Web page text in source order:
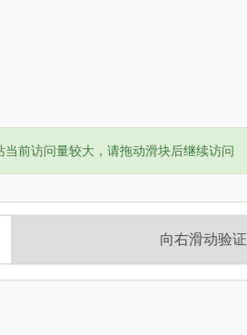
当前访问量较大，请拖动滑块后继续访问
向右滑动验证